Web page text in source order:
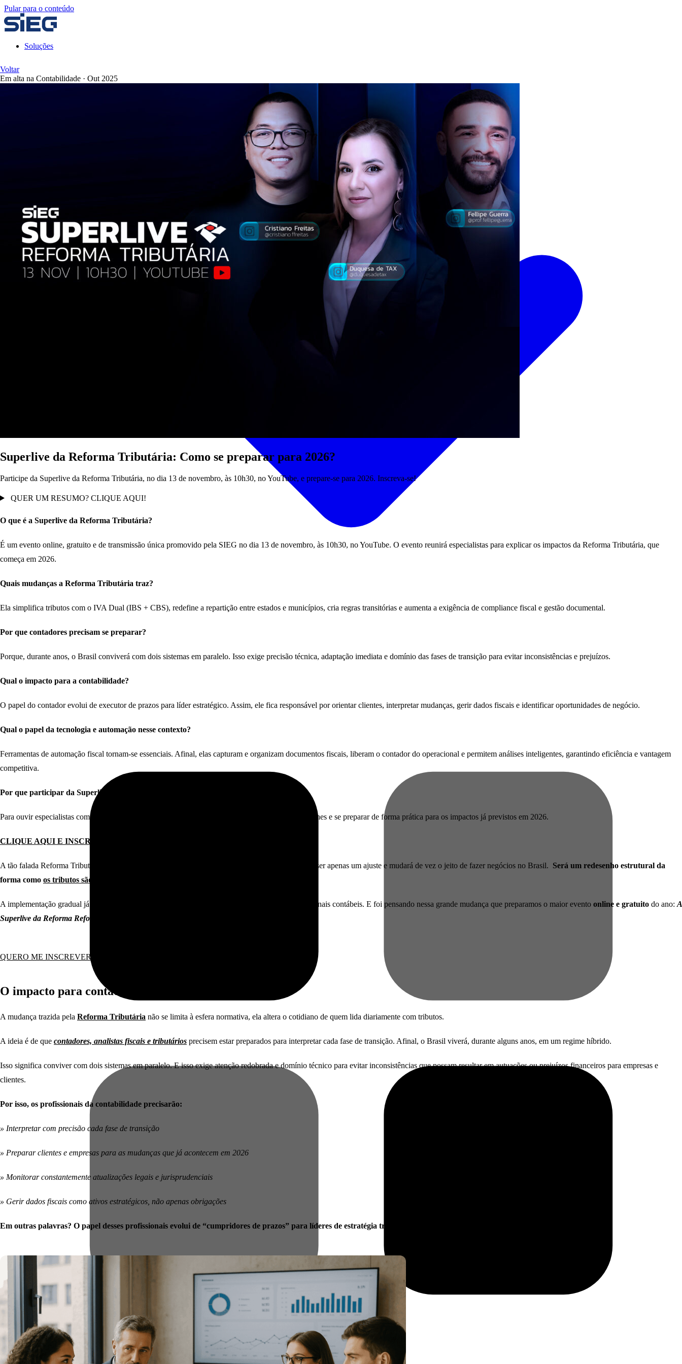
Pular para o conteúdo
Soluções
Voltar
Em alta na Contabilidade · Out 2025
Superlive da Reforma Tributária: Como se preparar para 2026?
Participe da Superlive da Reforma Tributária, no dia 13 de novembro, às 10h30, no YouTube, e prepare-se para 2026. Inscreva-se!
QUER UM RESUMO? CLIQUE AQUI!
O que é a Superlive da Reforma Tributária?
É um evento online, gratuito e de transmissão única promovido pela SIEG no dia 13 de novembro, às 10h30, no YouTube. O evento reunirá especialistas para explicar os impactos da Reforma Tributária, que
começa em 2026.
Quais mudanças a Reforma Tributária traz?
Ela simplifica tributos com o IVA Dual (IBS + CBS), redefine a repartição entre estados e municípios, cria regras transitórias e aumenta a exigência de compliance fiscal e gestão documental.
Por que contadores precisam se preparar?
Porque, durante anos, o Brasil conviverá com dois sistemas em paralelo. Isso exige precisão técnica, adaptação imediata e domínio das fases de transição para evitar inconsistências e prejuízos.
Qual o impacto para a contabilidade?
O papel do contador evolui de executor de prazos para líder estratégico. Assim, ele fica responsável por orientar clientes, interpretar mudanças, gerir dados fiscais e identificar oportunidades de negócio.
Qual o papel da tecnologia e automação nesse contexto?
Ferramentas de automação fiscal tornam-se essenciais. Afinal, elas capturam e organizam documentos fiscais, liberam o contador do operacional e permitem análises inteligentes, garantindo eficiência e vantagem
competitiva.
Por que participar da Superlive da Reforma Tributária?
Para ouvir especialistas como Fellipe Guerra, Duquesa de Tax e Cristiano Freitas, entender os detalhes e se preparar de forma prática para os impactos já previstos em 2026.
CLIQUE AQUI E INSCREVA-SE GRÁTIS
A tão falada Reforma Tributária — vista com entusiasmo por uns e receio por outros — deixará de ser apenas um ajuste e mudará de vez o jeito de fazer negócios no Brasil. Será um redesenho estrutural da
forma como os tributos são cobrados e geridos no Brasil
A implementação gradual já em 2026 acelera a necessidade de adaptação de empresários e profissionais contábeis. E foi pensando nessa grande mudança que preparamos o maior evento online e gratuito do ano: A
Superlive da Reforma Reforma Tributária.
QUERO ME INSCREVER GRÁTIS NA SUPERLIVE
O impacto para contadores da Reforma Tributária
A mudança trazida pela Reforma Tributária não se limita à esfera normativa, ela altera o cotidiano de quem lida diariamente com tributos.
A ideia é de que contadores, analistas fiscais e tributários precisem estar preparados para interpretar cada fase de transição. Afinal, o Brasil viverá, durante alguns anos, em um regime híbrido.
Isso significa conviver com dois sistemas em paralelo. E isso exige atenção redobrada e domínio técnico para evitar inconsistências que possam resultar em autuações ou prejuízos financeiros para empresas e
clientes.
Por isso, os profissionais da contabilidade precisarão:
» Interpretar com precisão cada fase de transição
» Preparar clientes e empresas para as mudanças que já acontecem em 2026
» Monitorar constantemente atualizações legais e jurisprudenciais
» Gerir dados fiscais como ativos estratégicos, não apenas obrigações
Em outras palavras? O papel desses profissionais evolui de “cumpridores de prazos” para líderes de estratégia tributária.